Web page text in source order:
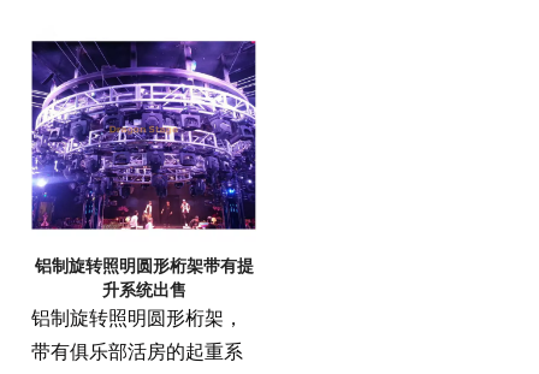
高达1000公斤
LPL1000：重46公斤，提
升到2000公斤
可靠耐用
标准IP65保护课
用铝制外壳建造
方便的
铝制旋转照明圆形桁架带有提
升系统出售
铝制旋转照明圆形桁架，
带有俱乐部活房的起重系